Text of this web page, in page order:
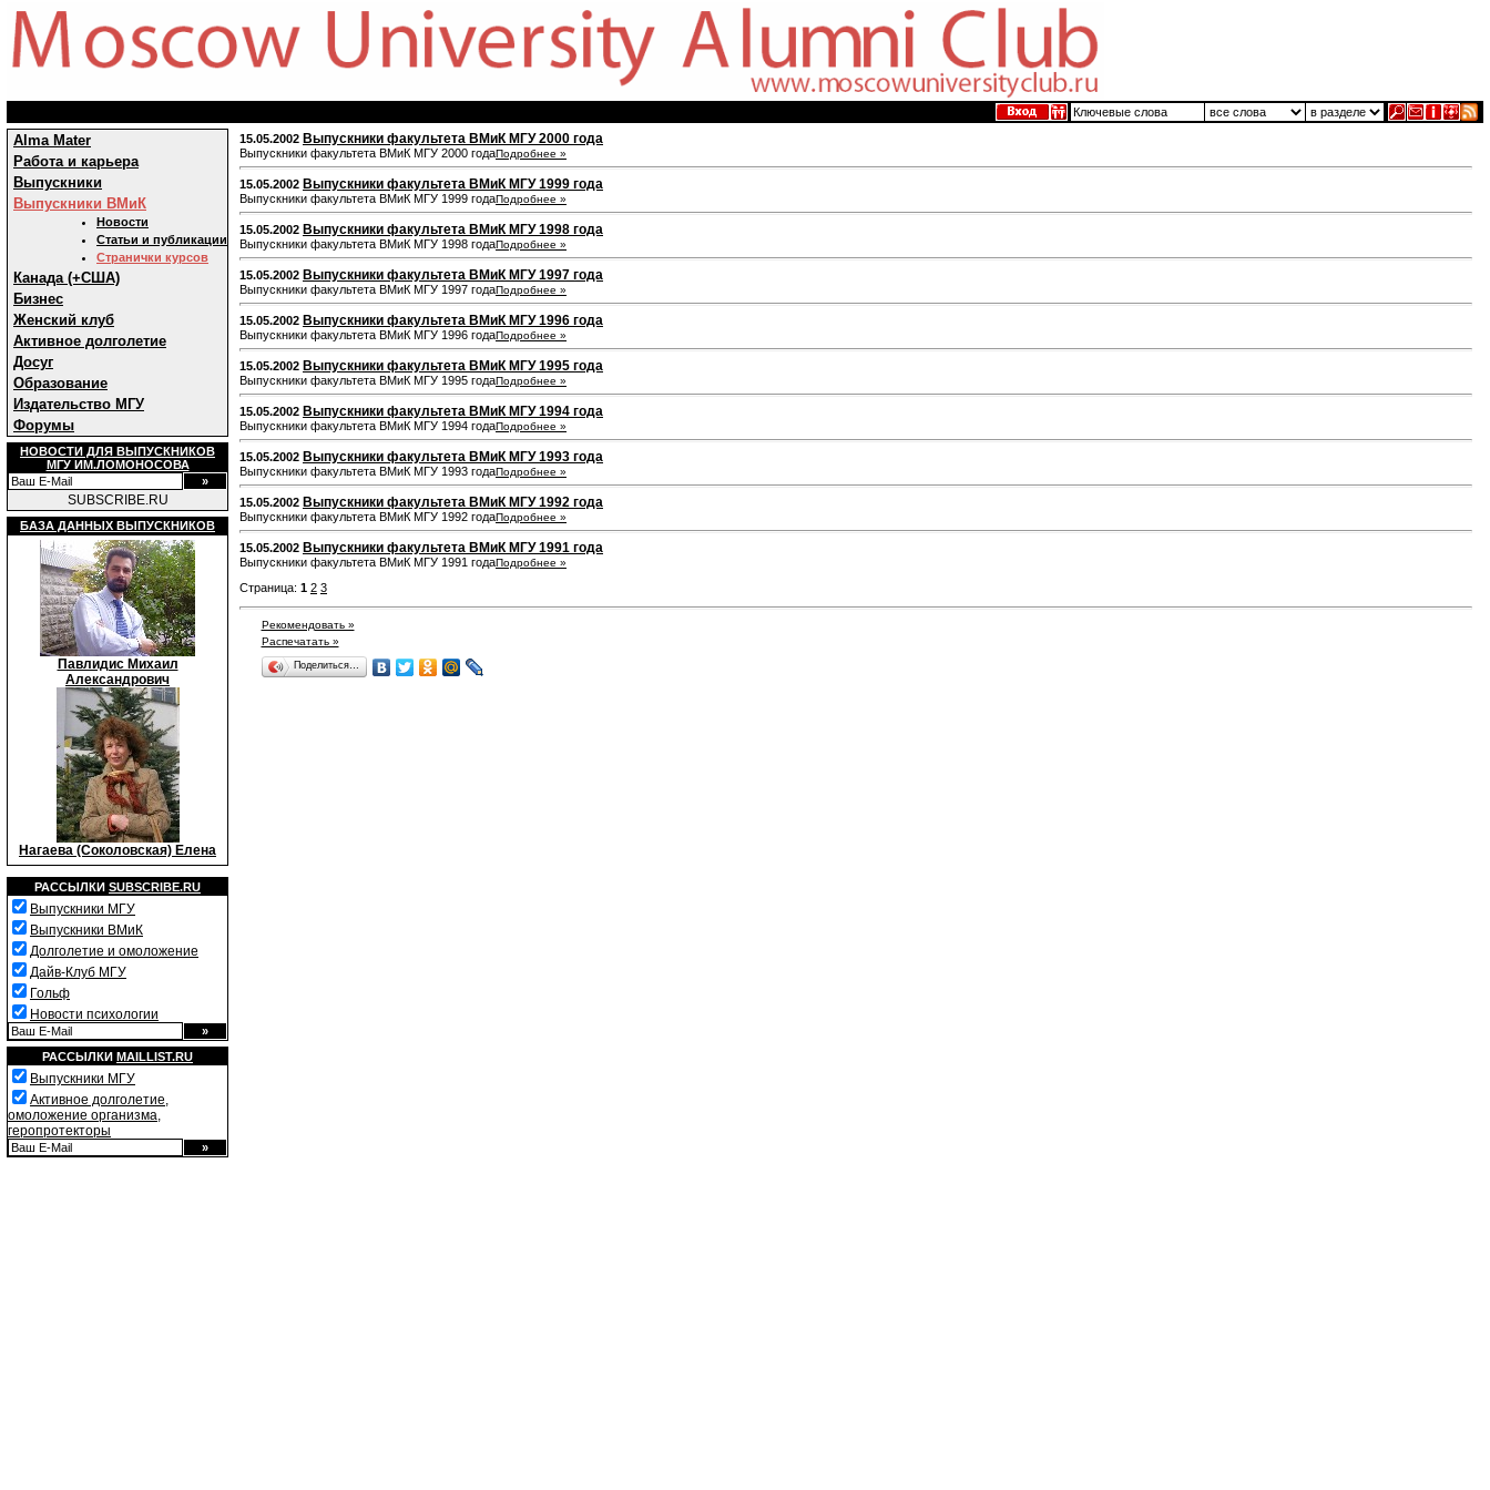
Alma Mater
Работа и карьера
Выпускники
Выпускники ВМиК
Новости
Статьи и публикации
Странички курсов
Канада (+США)
Бизнес
Женский клуб
Активное долголетие
Досуг
Образование
Издательство МГУ
Форумы
НОВОСТИ ДЛЯ ВЫПУСКНИКОВ
МГУ ИМ.ЛОМОНОСОВА
SUBSCRIBE.RU
БАЗА ДАННЫХ ВЫПУСКНИКОВ
Павлидис Михаил
Александрович
Нагаева (Соколовская) Елена
РАССЫЛКИ SUBSCRIBE.RU
Выпускники МГУ
Выпускники ВМиК
Долголетие и омоложение
Дайв-Клуб МГУ
Гольф
Новости психологии
РАССЫЛКИ MAILLIST.RU
Выпускники МГУ
Активное долголетие,
омоложение организма,
геропротекторы
15.05.2002 Выпускники факультета ВМиК МГУ 2000 года
Выпускники факультета ВМиК МГУ 2000 годаПодробнее »
15.05.2002 Выпускники факультета ВМиК МГУ 1999 года
Выпускники факультета ВМиК МГУ 1999 годаПодробнее »
15.05.2002 Выпускники факультета ВМиК МГУ 1998 года
Выпускники факультета ВМиК МГУ 1998 годаПодробнее »
15.05.2002 Выпускники факультета ВМиК МГУ 1997 года
Выпускники факультета ВМиК МГУ 1997 годаПодробнее »
15.05.2002 Выпускники факультета ВМиК МГУ 1996 года
Выпускники факультета ВМиК МГУ 1996 годаПодробнее »
15.05.2002 Выпускники факультета ВМиК МГУ 1995 года
Выпускники факультета ВМиК МГУ 1995 годаПодробнее »
15.05.2002 Выпускники факультета ВМиК МГУ 1994 года
Выпускники факультета ВМиК МГУ 1994 годаПодробнее »
15.05.2002 Выпускники факультета ВМиК МГУ 1993 года
Выпускники факультета ВМиК МГУ 1993 годаПодробнее »
15.05.2002 Выпускники факультета ВМиК МГУ 1992 года
Выпускники факультета ВМиК МГУ 1992 годаПодробнее »
15.05.2002 Выпускники факультета ВМиК МГУ 1991 года
Выпускники факультета ВМиК МГУ 1991 годаПодробнее »
Страница: 1 2 3
Рекомендовать »
Распечатать »
Поделиться…